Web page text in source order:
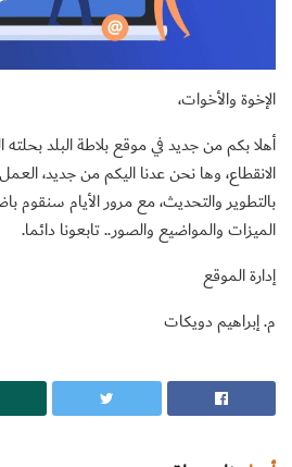
الإخوة والأخوات،
أهلا بكم من جديد في موقع بلاطة البلد
الانقطاع، وها نحن عدنا اليكم من جديد،
بالتطوير والتحديث، مع مرور الأيام سنقوم
الميزات والمواضيع والصور.. تابعونا دائما.
إدارة الموقع
م. إبراهيم دويكات